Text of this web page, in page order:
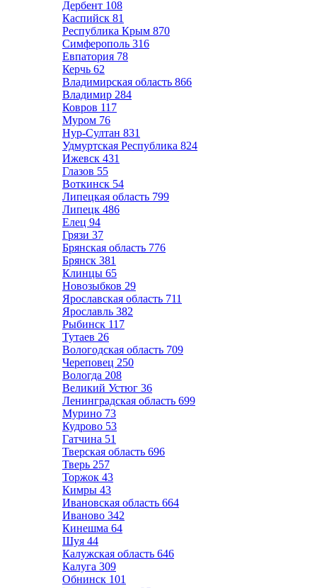
Дербент 108
Каспийск 81
Республика Крым 870
Симферополь 316
Евпатория 78
Керчь 62
Владимирская область 866
Владимир 284
Ковров 117
Муром 76
Нур-Султан 831
Удмуртская Республика 824
Ижевск 431
Глазов 55
Воткинск 54
Липецкая область 799
Липецк 486
Елец 94
Грязи 37
Брянская область 776
Брянск 381
Клинцы 65
Новозыбков 29
Ярославская область 711
Ярославль 382
Рыбинск 117
Тутаев 26
Вологодская область 709
Череповец 250
Вологда 208
Великий Устюг 36
Ленинградская область 699
Мурино 73
Кудрово 53
Гатчина 51
Тверская область 696
Тверь 257
Торжок 43
Кимры 43
Ивановская область 664
Иваново 342
Кинешма 64
Шуя 44
Калужская область 646
Калуга 309
Обнинск 101